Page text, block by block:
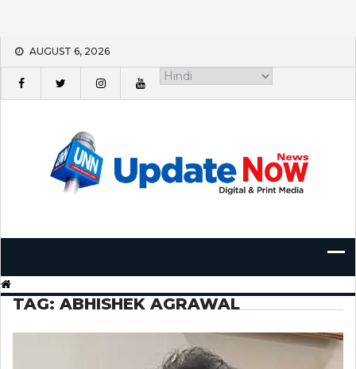
Skip
content
AUGUST 6, 2026
TAG: ABHISHEK AGRAWAL